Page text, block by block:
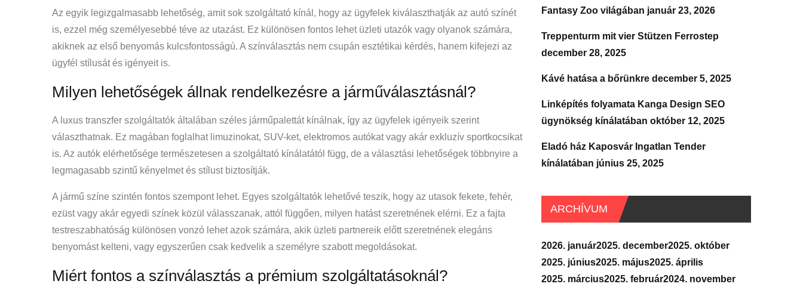
Az egyik legizgalmasabb lehetőség, amit sok szolgáltató kínál, hogy az ügyfelek kiválaszthatják az autó színét
is, ezzel még személyesebbé téve az utazást. Ez különösen fontos lehet üzleti utazók vagy olyanok számára,
akiknek az első benyomás kulcsfontosságú. A színválasztás nem csupán esztétikai kérdés, hanem kifejezi az
ügyfél stílusát és igényeit is.
Milyen lehetőségek állnak rendelkezésre a járműválasztásnál?
A luxus transzfer szolgáltatók általában széles járműpalettát kínálnak, így az ügyfelek igényeik szerint
választhatnak. Ez magában foglalhat limuzinokat, SUV-ket, elektromos autókat vagy akár exkluzív sportkocsikat
is. Az autók elérhetősége természetesen a szolgáltató kínálatától függ, de a választási lehetőségek többnyire a
legmagasabb szintű kényelmet és stílust biztosítják.
A jármű színe szintén fontos szempont lehet. Egyes szolgáltatók lehetővé teszik, hogy az utasok fekete, fehér,
ezüst vagy akár egyedi színek közül válasszanak, attól függően, milyen hatást szeretnének elérni. Ez a fajta
testreszabhatóság különösen vonzó lehet azok számára, akik üzleti partnereik előtt szeretnének elegáns
benyomást kelteni, vagy egyszerűen csak kedvelik a személyre szabott megoldásokat.
Miért fontos a színválasztás a prémium szolgáltatásoknál?
Fantasy Zoo világában január 23, 2026
Treppenturm mit vier Stützen Ferrostep
december 28, 2025
Kávé hatása a bőrünkre december 5, 2025
Linképítés folyamata Kanga Design SEO
ügynökség kínálatában október 12, 2025
Eladó ház Kaposvár Ingatlan Tender
kínálatában június 25, 2025
ARCHÍVUM
2026. január2025. december2025. október
2025. június2025. május2025. április
2025. március2025. február2024. november